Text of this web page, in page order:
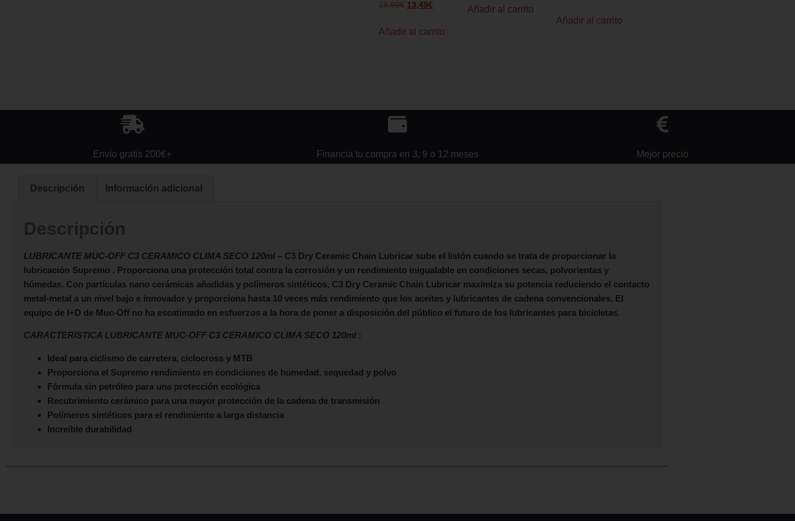
18,99€ 13,49€
Añadir al carrito
Añadir al carrito
Añadir al carrito
Envío gratis 200€+ Financia tu compra en 3, 9 o 12 meses Mejor precio
Descripción Información adicional
Descripción
LUBRICANTE MUC-OFF C3 CERAMICO CLIMA SECO 120ml – C3 Dry Ceramic Chain Lubricar sube el listón cuando se trata de proporcionar la
lubricación Supremo . Proporciona una protección total contra la corrosión y un rendimiento inigualable en condiciones secas, polvorientas y
húmedas. Con partículas nano cerámicas añadidas y polímeros sintéticos, C3 Dry Ceramic Chain Lubricar maximiza su potencia reduciendo el contacto
metal-metal a un nivel bajo e innovador y proporciona hasta 10 veces más rendimiento que los aceites y lubricantes de cadena convencionales. El
equipo de I+D de Muc-Off no ha escatimado en esfuerzos a la hora de poner a disposición del público el futuro de los lubricantes para bicicletas.
CARACTERISTICA LUBRICANTE MUC-OFF C3 CERAMICO CLIMA SECO 120ml :
Ideal para ciclismo de carretera, ciclocross y MTB
Proporciona el Supremo rendimiento en condiciones de humedad, sequedad y polvo
Fórmula sin petróleo para una protección ecológica
Recubrimiento cerámico para una mayor protección de la cadena de transmisión
Polímeros sintéticos para el rendimiento a larga distancia
Increíble durabilidad